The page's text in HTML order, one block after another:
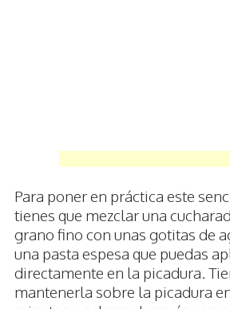
Para poner en práctica este
tienes que mezclar una
grano fino con unas gotitas de
una pasta espesa que puedas
directamente en la picadura.
mantenerla sobre la picadura